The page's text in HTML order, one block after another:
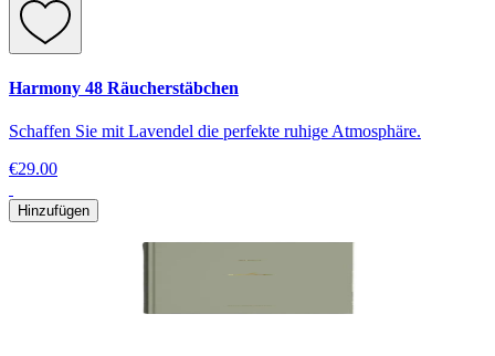
Harmony 48 Räucherstäbchen
Schaffen Sie mit Lavendel die perfekte ruhige Atmosphäre.
€29.00
Hinzufügen